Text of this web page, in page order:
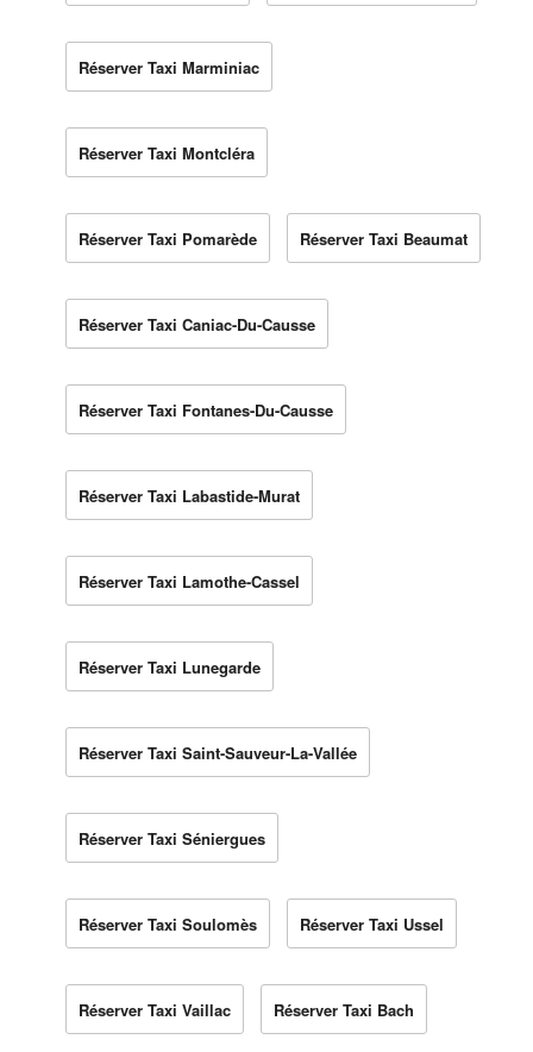
Réserver Taxi Marminiac
Réserver Taxi Montcléra
Réserver Taxi Pomarède Réserver Taxi Beaumat
Réserver Taxi Caniac-Du-Causse
Réserver Taxi Fontanes-Du-Causse
Réserver Taxi Labastide-Murat
Réserver Taxi Lamothe-Cassel
Réserver Taxi Lunegarde
Réserver Taxi Saint-Sauveur-La-Vallée
Réserver Taxi Séniergues
Réserver Taxi Soulomès Réserver Taxi Ussel
Réserver Taxi Vaillac Réserver Taxi Bach